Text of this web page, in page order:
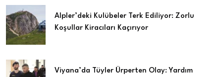
Alpler’deki Kulübeler Terk Ediliyor: Zorlu
Koşullar Kiracıları Kaçırıyor
Viyana’da Tüyler Ürperten Olay: Yardım